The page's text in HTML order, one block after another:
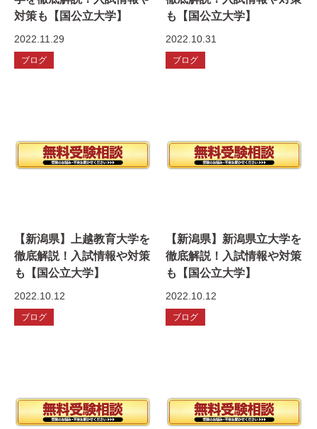
対策も【国公立大学】
2022.11.29
ブログ
も【国公立大学】
2022.10.31
ブログ
【新潟県】上越教育大学を
徹底解説！入試情報や対策
も【国公立大学】
2022.10.12
ブログ
【新潟県】新潟県立大学を
徹底解説！入試情報や対策
も【国公立大学】
2022.10.12
ブログ